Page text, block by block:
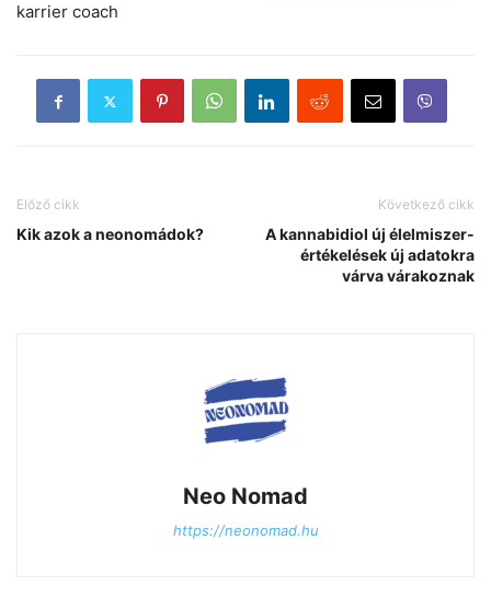
karrier coach
Előző cikk
Kik azok a neonomádok?
Következő cikk
A kannabidiol új élelmiszer-
értékelések új adatokra
várva várakoznak
Neo Nomad
https://neonomad.hu